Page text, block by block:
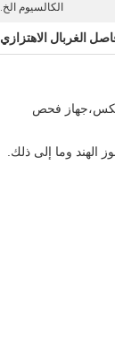
الكالسيوم الخ.
الغربال الاهتزازي
فحص
وما إلى ذلك.